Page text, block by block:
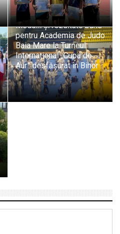
Medalii și rezultate bune
pentru Academia de Judo
Baia Mare la Turneul
Internațional „Cupa de
Aur” desfășurat în Bihor